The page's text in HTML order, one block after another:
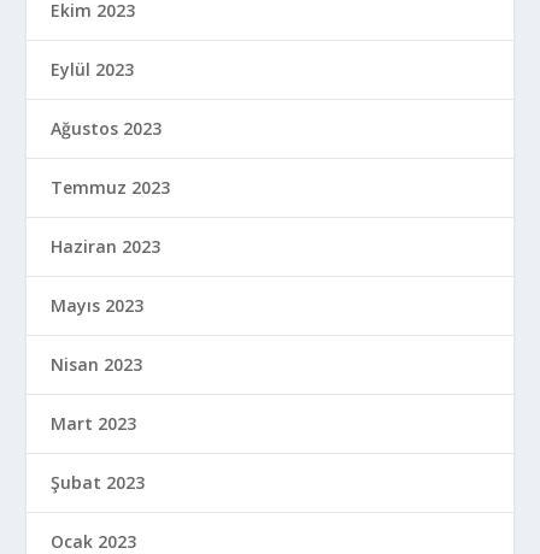
Ekim 2023
Eylül 2023
Ağustos 2023
Temmuz 2023
Haziran 2023
Mayıs 2023
Nisan 2023
Mart 2023
Şubat 2023
Ocak 2023